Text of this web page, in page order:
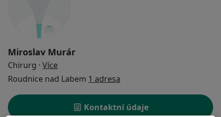
Miroslav Murár
Chirurg · Více
Roudnice nad Labem 1 adresa
Kontaktní údaje